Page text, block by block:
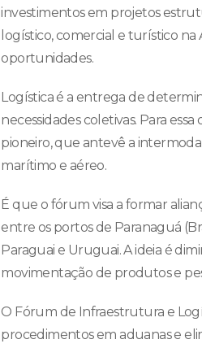
investimentos em projetos
logístico, comercial e turístico
oportunidades.
Logística é a entrega de
necessidades coletivas. Para
pioneiro, que antevê a
marítimo e aéreo.
É que o fórum visa a formar
entre os portos de Paranaguá
Paraguai e Uruguai. A ideia é
movimentação de produtos e
O Fórum de Infraestrutura e
procedimentos em aduanas e